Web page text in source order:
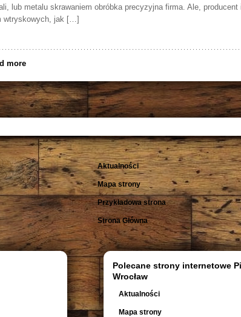
lub metalu skrawaniem obróbka precyzyjna firma. Ale, producent
wtryskowych, jak […]
more
Aktualności
Mapa strony
Przykładowa strona
Strona Główna
Polecane strony internetowe
Wrocław
Aktualności
Mapa strony